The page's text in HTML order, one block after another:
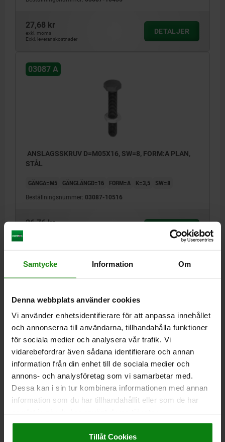
Samtycke Information Om
Denna webbplats använder cookies
Vi använder enhetsidentifierare för att anpassa innehållet
och annonserna till användarna, tillhandahålla funktioner
för sociala medier och analysera vår trafik. Vi
vidarebefordrar även sådana identifierare och annan
information från din enhet till de sociala medier och
annons- och analysföretag som vi samarbetar med.
Dessa kan i sin tur kombinera informationen med annan
information som du har tillhandahållit eller som de har
Impressum|Dataskydd|AGB
Tillåt Cookies
27,68 kr
exkl. moms
Exkl. leveranskostnader
DETALJER
03087 A
ANSLAGSSKRUV D=M05X16, SW=8, FORM:A PLAN,
STÅL
GÄNGA=M5 GÄNGLÄNGD=16 FORM=A K=3,5 SW=8
Beställningsnummer: 03087-10516
26,76 kr
DETALJER
03087 A
ANSLAGSSKRUV D=M05X25, SW=8, FORM:A PLAN,
STÅL
GÄNGA=M5 GÄNGLÄNGD=25 FORM=A K=3,5 SW=8
26,76 kr